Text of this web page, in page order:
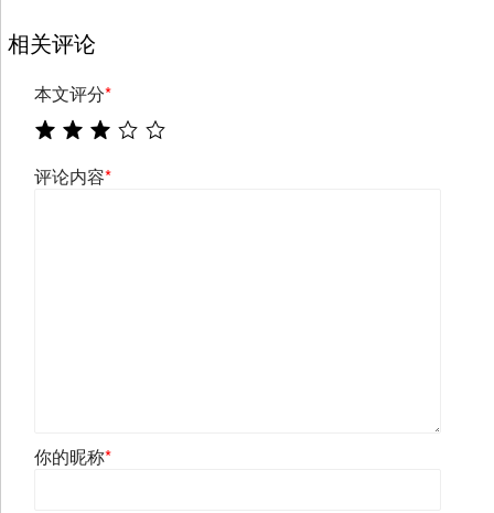
相关评论
本文评分*
评论内容*
你的昵称*